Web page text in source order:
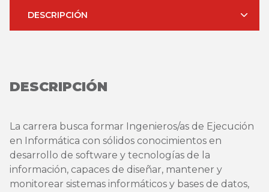
DESCRIPCIÓN
DESCRIPCIÓN
La carrera busca formar Ingenieros/as de Ejecución
en Informática con sólidos conocimientos en
desarrollo de software y tecnologías de la
información, capaces de diseñar, mantener y
monitorear sistemas informáticos y bases de datos,